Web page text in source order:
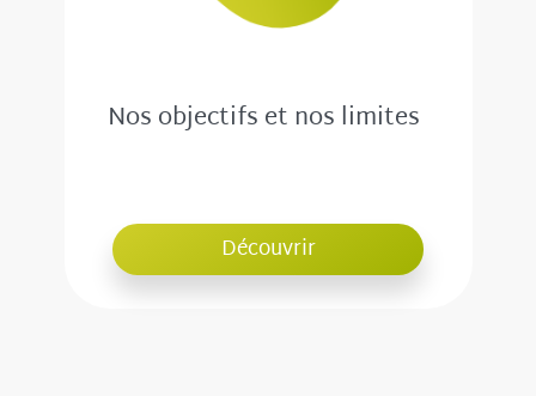
Nos objectifs et nos limites
Découvrir